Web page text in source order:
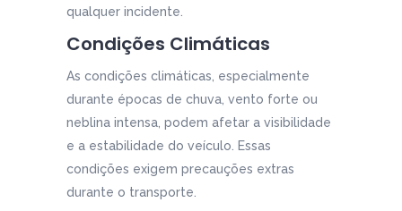
qualquer incidente.
Condições Climáticas
As condições climáticas, especialmente
durante épocas de chuva, vento forte ou
neblina intensa, podem afetar a visibilidade
e a estabilidade do veículo. Essas
condições exigem precauções extras
durante o transporte.